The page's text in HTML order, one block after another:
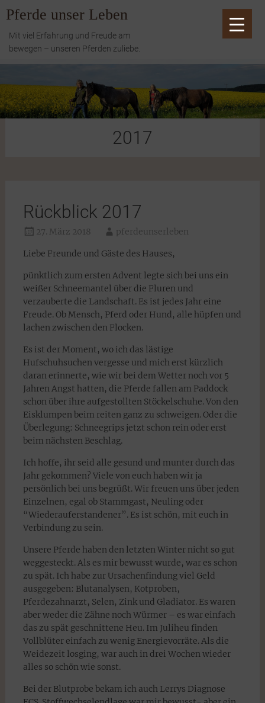
Inhalt
springen
Pferde unser Leben
Mit viel Erfahrung und Freude am
bewegen – unseren Pferden zuliebe.
2017
Rückblick 2017
27. März 2018 pferdeunserleben
Liebe Freunde und Gäste des Hauses,
pünktlich zum ersten Advent legte sich bei uns ein
weißer Schneemantel über die Fluren und
verzauberte die Landschaft. Es ist jedes Jahr eine
Freude. Ob Mensch, Pferd oder Hund, alle hüpfen und
lachen zwischen den Flocken.
Es ist der Moment, wo ich das lästige
Hufschuhsuchen vergesse und mich erst kürzlich
daran erinnerte, wie wir bei dem Wetter noch vor 5
Jahren Angst hatten, die Pferde fallen am Paddock
schon über ihre aufgestollten Stöckelschuhe. Von den
Eisklumpen beim reiten ganz zu schweigen. Oder die
Überlegung: Schneegrips jetzt schon rein oder erst
beim nächsten Beschlag.
Ich hoffe, ihr seid alle gesund und munter durch das
Jahr gekommen? Viele von euch haben wir ja
persönlich bei uns begrüßt. Wir freuen uns über jeden
Einzelnen, egal ob Stammgast, Neuling oder
“Wiederauferstandener”. Es ist schön, mit euch in
Verbindung zu sein.
Unsere Pferde haben den letzten Winter nicht so gut
weggesteckt. Als es mir bewusst wurde, war es schon
zu spät. Ich habe zur Ursachenfindung viel Geld
ausgegeben: Blutanalysen, Kotproben,
Pferdezahnarzt, Selen, Zink und Gladiator. Es waren
aber weder die Zähne noch Würmer – es war einfach
das zu spät geschnittene Heu. Im Juliheu finden
Vollblüter einfach zu wenig Energievorräte. Als die
Weidezeit losging, war auch in drei Wochen wieder
alles so schön wie sonst.
Bei der Blutprobe bekam ich auch Lerrys Diagnose